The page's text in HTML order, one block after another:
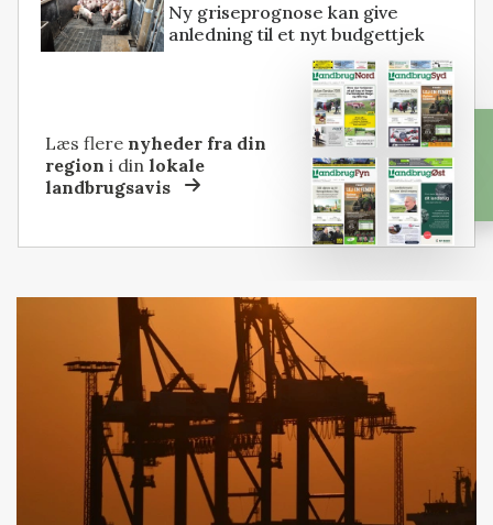
Ny griseprognose kan give
anledning til et nyt budgettjek
Læs flere nyheder fra din
region i dinlokale
landbrugsavis